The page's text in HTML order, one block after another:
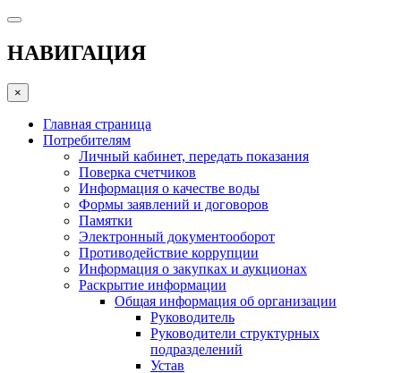
НАВИГАЦИЯ
×
Главная страница
Потребителям
Личный кабинет, передать показания
Поверка счетчиков
Информация о качестве воды
Формы заявлений и договоров
Памятки
Электронный документооборот
Противодействие коррупции
Информация о закупках и аукционах
Раскрытие информации
Общая информация об организации
Руководитель
Руководители структурных
подразделений
Устав